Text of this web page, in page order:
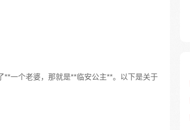
**一个老婆，那就是**临安公主**。以下是关于